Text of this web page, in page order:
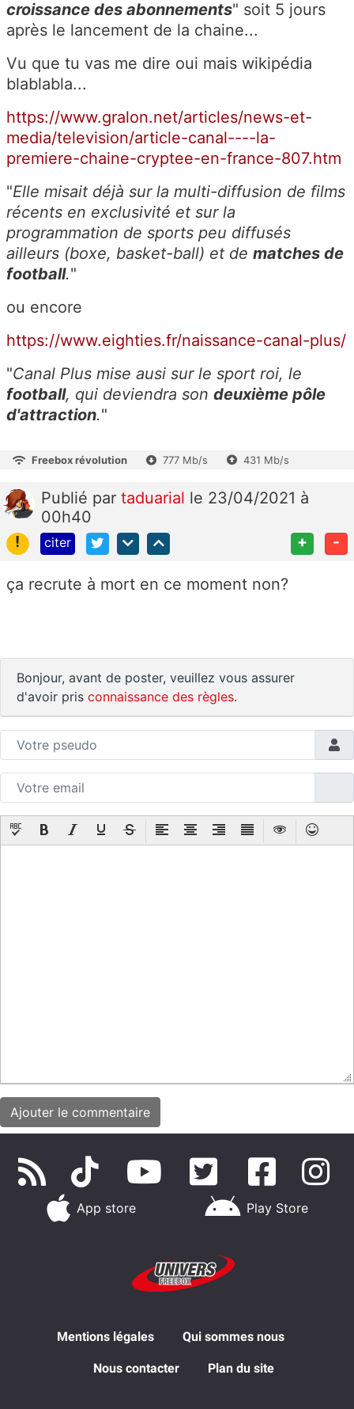
croissance des abonnements" soit 5 jours
après le lancement de la chaine...
Vu que tu vas me dire oui mais wikipédia
blablabla...
https://www.gralon.net/articles/news-et-
media/television/article-canal----la-
premiere-chaine-cryptee-en-france-807.htm
"Elle misait déjà sur la multi-diffusion de films
récents en exclusivité et sur la
programmation de sports peu diffusés
ailleurs (boxe, basket-ball) et de matches de
football."
ou encore
https://www.eighties.fr/naissance-canal-plus/
"Canal Plus mise ausi sur le sport roi, le
football, qui deviendra son deuxième pôle
d'attraction."
Freebox révolution 777 Mb/s 431 Mb/s
Publié par taduarial le 23/04/2021 à
00h40
!
citer + -
ça recrute à mort en ce moment non?
Bonjour, avant de poster, veuillez vous assurer
d'avoir pris connaissance des règles.
App store Play Store
Mentions légales Qui sommes nous
Nous contacter Plan du site